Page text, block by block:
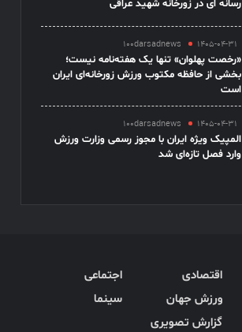
رسانه ای در زورخانه شهید عراقی
100darsadnews 1405-04-31
«رخصت پهلوان» تنها یک هفته‌نامه نیست؛
بخشی از حافظه مکتوب ورزش زورخانه‌ای ایران
است
100darsadnews 1405-04-31
المپیک ویژه ایران با مجوز رسمی وزارت ورزش
وارد فصل تازه‌ای شد
اقتصادی
اجتماعی
ورزش جهان
سینما
گزارش تصویری